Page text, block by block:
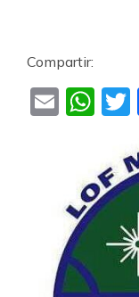
Compartir:
Email